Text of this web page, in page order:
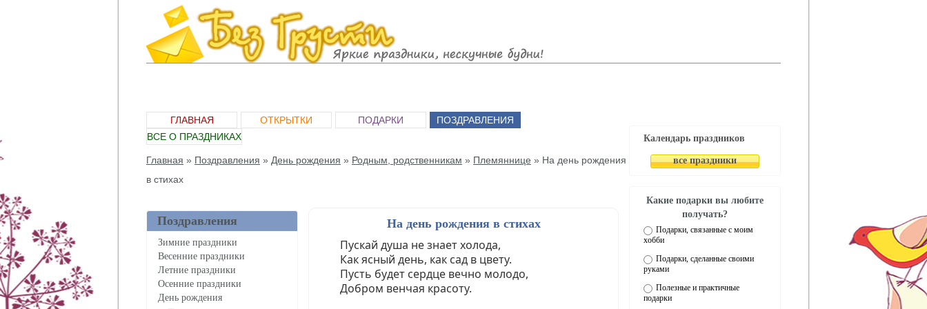
ГЛАВНАЯ ОТКРЫТКИ ПОДАРКИ
ПОЗДРАВЛЕНИЯ
ВСЕ О ПРАЗДНИКАХ
Календарь праздников
все праздники
Какие подарки вы любите
получать?
Подарки, связанные с моим
хобби
Подарки, сделанные своими
руками
Полезные и практичные
подарки
Главная » Поздравления » День рождения » Родным, родственникам » Племяннице » На день рождения
в стихах
Поздравления
Зимние праздники
Весенние праздники
Летние праздники
Осенние праздники
День рождения
На день рождения в стихах
Пускай душа не знает холода,
Как ясный день, как сад в цвету.
Пусть будет сердце вечно молодо,
Добром венчая красоту.